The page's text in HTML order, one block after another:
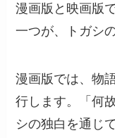
漫画版と映画版
一つが、トガシ
漫画版では、物
行します。「何
シの独白を通じ